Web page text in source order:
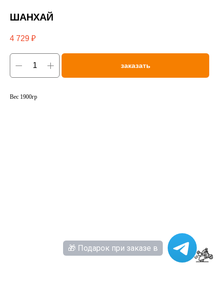
ШАНХАЙ
4 729 ₽
заказать
Вес 1900гр